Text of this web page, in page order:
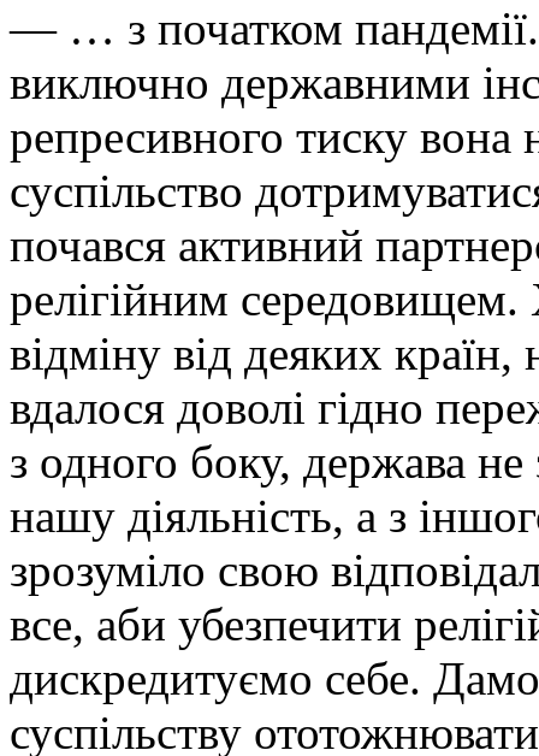
— … з початком
виключно державними
репресивного тиску вона
суспільство
почався активний
релігійним
відміну від деяких
вдалося доволі гідно
з одного боку, держава
нашу діяльність, а з
зрозуміло свою
все, аби убезпечити
дискредитуємо себе.
суспільству